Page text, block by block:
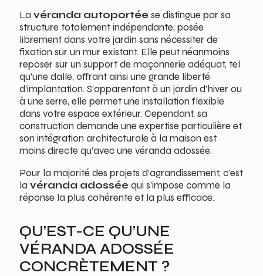
La véranda autoportée se distingue par sa
structure totalement indépendante, posée
librement dans votre jardin sans nécessiter de
fixation sur un mur existant. Elle peut néanmoins
reposer sur un support de maçonnerie adéquat, tel
qu’une dalle, offrant ainsi une grande liberté
d’implantation. S’apparentant à un jardin d’hiver ou
à une serre, elle permet une installation flexible
dans votre espace extérieur. Cependant, sa
construction demande une expertise particulière et
son intégration architecturale à la maison est
moins directe qu’avec une véranda adossée.
Pour la majorité des projets d’agrandissement, c’est
la véranda adossée qui s’impose comme la
réponse la plus cohérente et la plus efficace.
QU’EST-CE QU’UNE
VÉRANDA ADOSSÉE
CONCRÈTEMENT ?